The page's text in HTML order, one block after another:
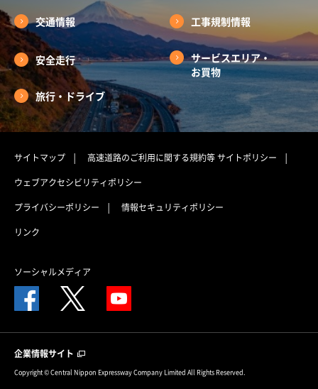
交通情報 工事規制情報
安全走行
サービスエリア・
お買物
旅行・ドライブ
サイトマップ 高速道路のご利用に関する規約等サイトポリシー
ウェブアクセシビリティポリシー
プライバシーポリシー
情報セキュリティポリシー
リンク
ソーシャルメディア
企業情報サイト
Copyright © Central Nippon Expressway Company Limited All Rights Reserved.